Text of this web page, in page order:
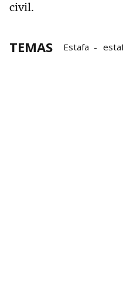
civil.
TEMAS Estafa